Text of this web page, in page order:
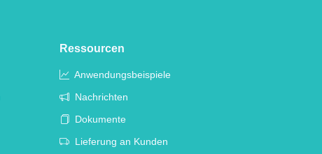
Ressourcen
Anwendungsbeispiele
Nachrichten
Dokumente
Lieferung an Kunden